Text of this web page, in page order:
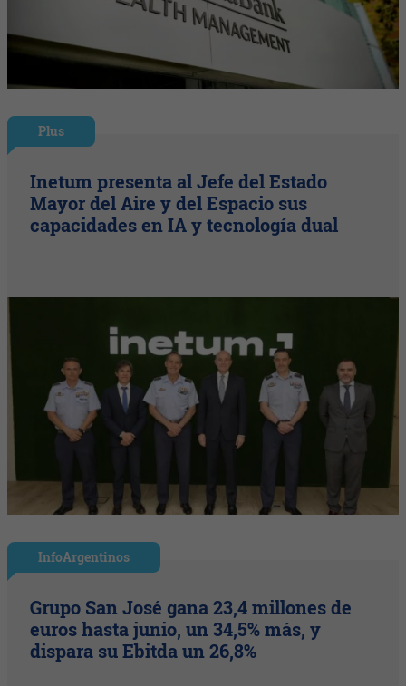
Plus
Inetum presenta al Jefe del Estado
Mayor del Aire y del Espacio sus
capacidades en IA y tecnología dual
InfoArgentinos
Grupo San José gana 23,4 millones de
euros hasta junio, un 34,5% más, y
dispara su Ebitda un 26,8%